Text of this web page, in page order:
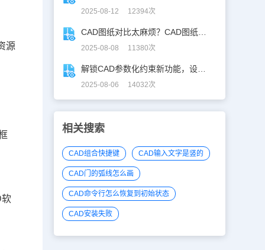
源
2025-08-12 12394次
2025-08-08 11380次
2025-08-06 14032次
相关搜索
CAD组合快捷键 CAD输入文字是竖的
CAD门的弧线怎么画
CAD命令行怎么恢复到初始状态
CAD安装失败